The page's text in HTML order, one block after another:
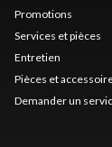
Promotions
Services et pièces
Entretien
Pièces et
Demander un